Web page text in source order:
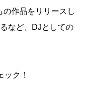
作品をリリースし
など、DJとしての
ク！